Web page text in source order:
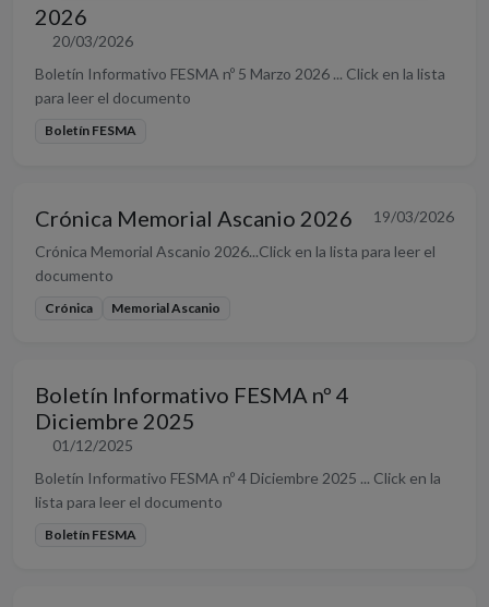
2026
20/03/2026
Boletín Informativo FESMA nº 5 Marzo 2026 ... Click en la lista
para leer el documento
Boletín FESMA
Crónica Memorial Ascanio 2026
19/03/2026
Crónica Memorial Ascanio 2026...Click en la lista para leer el
documento
Crónica Memorial Ascanio
Boletín Informativo FESMA nº 4
Diciembre 2025
01/12/2025
Boletín Informativo FESMA nº 4 Diciembre 2025 ... Click en la
lista para leer el documento
Boletín FESMA